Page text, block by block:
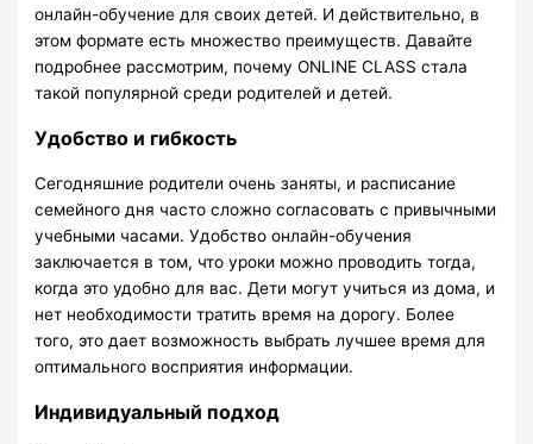
онлайн-обучение для своих детей. И действительно, в
этом формате есть множество преимуществ. Давайте
подробнее рассмотрим, почему ONLINE CLASS стала
такой популярной среди родителей и детей.
Удобство и гибкость
Сегодняшние родители очень заняты, и расписание
семейного дня часто сложно согласовать с привычными
учебными часами. Удобство онлайн-обучения
заключается в том, что уроки можно проводить тогда,
когда это удобно для вас. Дети могут учиться из дома, и
нет необходимости тратить время на дорогу. Более
того, это дает возможность выбрать лучшее время для
оптимального восприятия информации.
Индивидуальный подход